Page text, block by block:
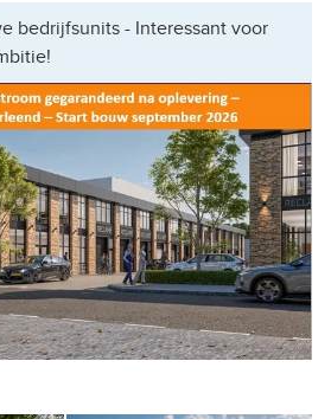
bedrijfsunits - Interessant voor